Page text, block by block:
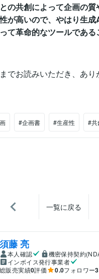
の共創によって企画の
が高いので、やはり生
て革命的なツールであ
でお読みいただき、あり
#企画書 #生産性 #共
一覧に戻る
須藤 亮
本人確認
機密保持契約
インボイス発行事業者
総販売実績0評価 0.0フォロワー3